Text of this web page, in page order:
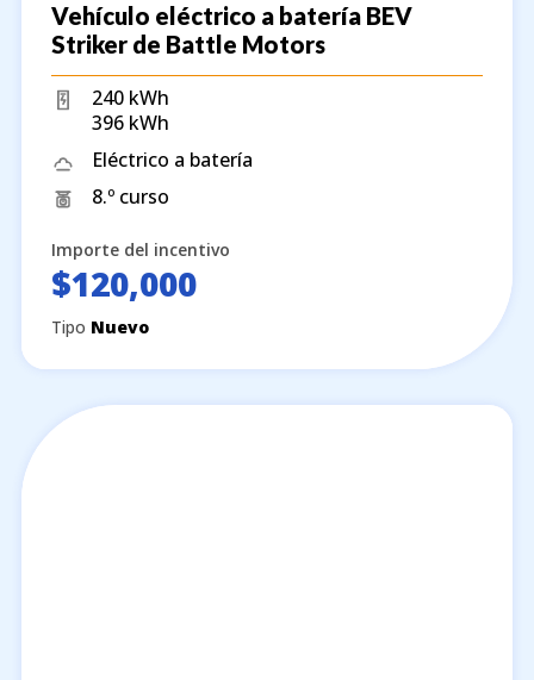
Vehículo eléctrico a batería BEV
Striker de Battle Motors
240 kWh
396 kWh
Eléctrico a batería
8.º curso
Importe del incentivo
$120,000
Tipo Nuevo